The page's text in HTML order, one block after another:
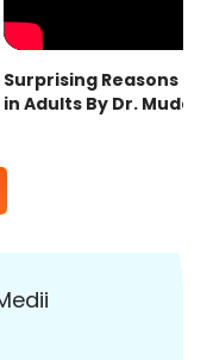
Surprising Reasons
in Adults By Dr.